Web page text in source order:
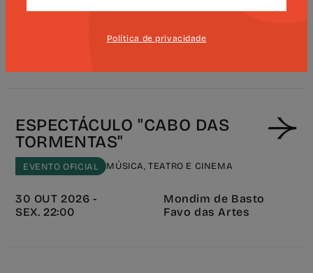
Mondim de Basto
ESPECTÁCULO "CABO DAS
TORMENTAS"
EVENTO OFICIAL MÚSICA, TEATRO E CINEMA
30 OUT 2026 -
SEX. 22:00
Mondim de Basto
Favo das Artes
Política de privacidade